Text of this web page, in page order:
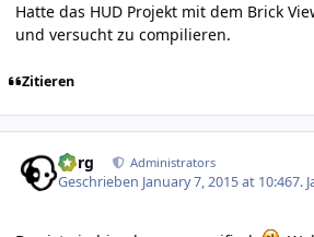
Hatte das HUD Projekt mit dem Brick
und versucht zu compilieren.
Zitieren
borg Administrators
Geschrieben January 7, 2015 at 10:467.